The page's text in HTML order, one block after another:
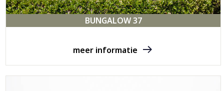
BUNGALOW 37
meer informatie